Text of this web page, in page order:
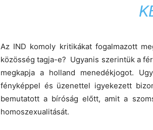
Az IND komoly kritikákat fogalmazott
közösség tagja-e? Ugyanis szerintük a
megkapja a holland menedékjogot.
fényképpel és üzenettel igyekezett
bemutatott a bíróság előtt, amit a
homoszexualitását.